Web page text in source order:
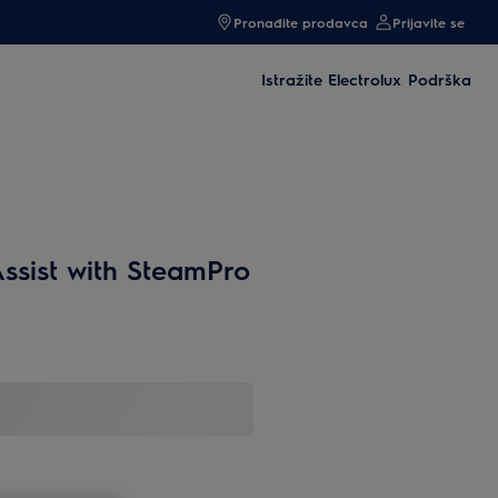
Pronađite prodavca Prijavite se
Istražite Electrolux Podrška
with SteamPro